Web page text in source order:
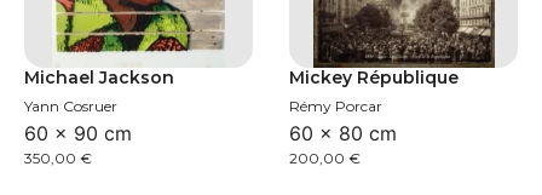
Michael Jackson
Yann Cosruer
60 × 90 cm
350,00 €
Mickey République
Rémy Porcar
60 × 80 cm
200,00 €